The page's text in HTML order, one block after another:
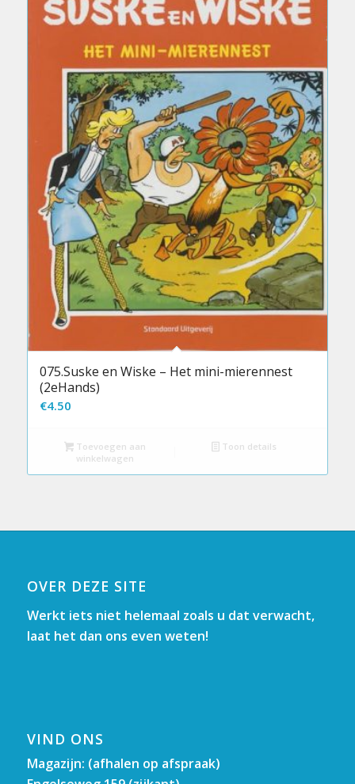
075.Suske en Wiske – Het mini-mierennest
(2eHands)
€4.50
Toevoegen aan
winkelwagen
Toon details
OVER DEZE SITE
Werkt iets niet helemaal zoals u dat verwacht,
laat het dan ons even weten!
VIND ONS
Magazijn: (afhalen op afspraak)